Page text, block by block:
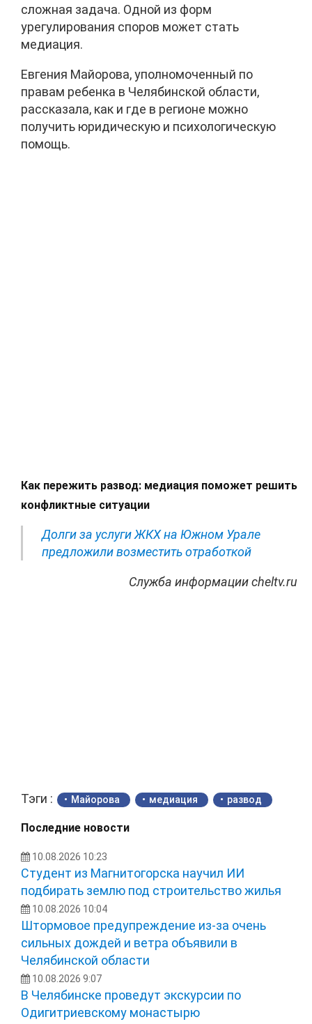
сложная задача. Одной из форм
урегулирования споров может стать
медиация.
Евгения Майорова, уполномоченный по
правам ребенка в Челябинской области,
рассказала, как и где в регионе можно
получить юридическую и психологическую
помощь.
Как пережить развод: медиация поможет решить
конфликтные ситуации
Долги за услуги ЖКХ на Южном Урале
предложили возместить отработкой
Служба информации cheltv.ru
Тэги : Майорова медиация развод
Последние новости
10.08.2026 10:23
Студент из Магнитогорска научил ИИ
подбирать землю под строительство жилья
10.08.2026 10:04
Штормовое предупреждение из-за очень
сильных дождей и ветра объявили в
Челябинской области
10.08.2026 9:07
В Челябинске проведут экскурсии по
Одигитриевскому монастырю